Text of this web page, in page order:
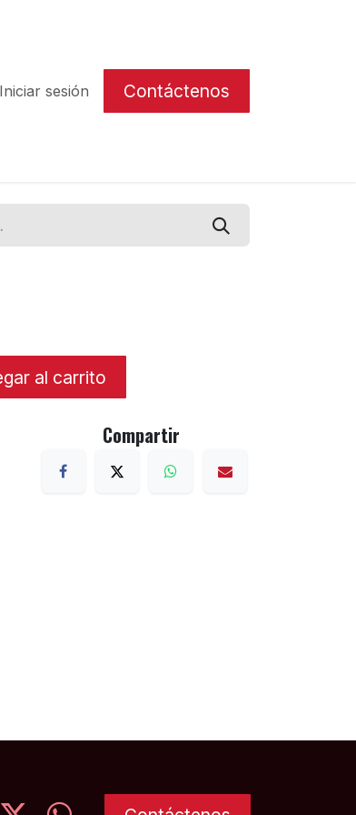
Iniciar sesión Contáctenos
al carrito
Compartir